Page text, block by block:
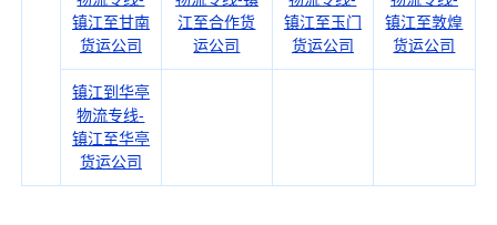
镇江至甘南
货运公司
江至合作货
运公司
镇江至玉门
货运公司
镇江至敦煌
货运公司
镇江到华亭
物流专线-
镇江至华亭
货运公司